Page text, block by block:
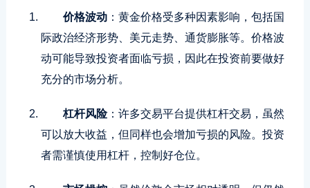
价格波动：黄金价格受多种因素影响，包括国
际政治经济形势、美元走势、通货膨胀等。价格波
动可能导致投资者面临亏损，因此在投资前要做好
充分的市场分析。
杠杆风险：许多交易平台提供杠杆交易，虽然
可以放大收益，但同样也会增加亏损的风险。投资
者需谨慎使用杠杆，控制好仓位。